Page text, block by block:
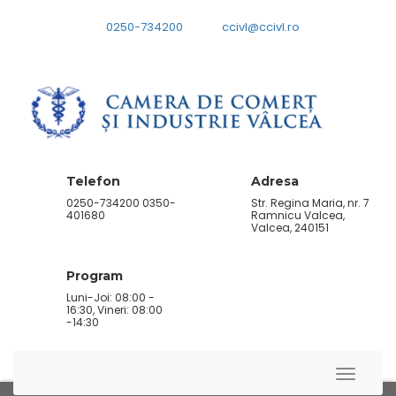
0250-734200 ccivl@ccivl.ro
Telefon
0250-734200 0350-
401680
Adresa
Str. Regina Maria, nr. 7
Ramnicu Valcea,
Valcea, 240151
Program
Luni-Joi: 08:00 -
16:30, Vineri: 08:00
-14:30
Toggle